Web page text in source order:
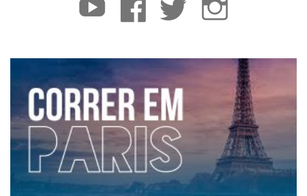
YouTube Facebook Twitter